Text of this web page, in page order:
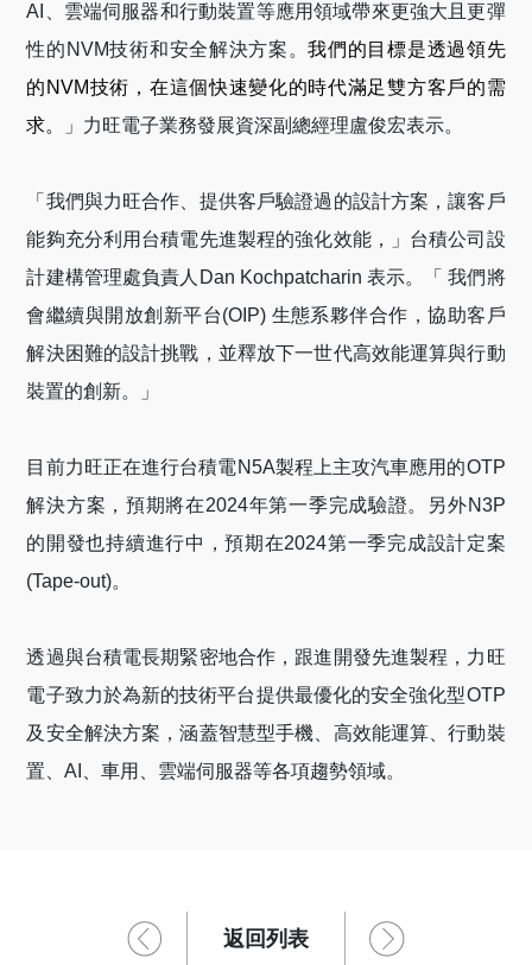
AI
、雲端伺服器和行動裝置等應用領域帶來更強大且更彈
性的 NVM技術和安全解決方案。我們的目標是透過領先
的 NVM技術，在這個快速變化的時代滿足雙方客戶的需
求。
」力旺電子業務發展資深副總經理盧俊宏表示。
「我們與力旺合作、提供客戶驗證過的設計方案，讓客戶
能夠充分利用台積電先進製程的強化效能，」台積公司設
計建構管理處負責人 Dan Kochpatcharin 表示。 「
我們將
會繼續與開放創新平台(OIP) 生態系夥伴合作，協助客戶
解決困難的設計挑戰，並釋放下一世代高效能運算與行動
裝置的創新。」
目前力旺正在進行台積電 N5A製程上主攻汽車應用的OTP
解決方案，預期將在2024年第一季完成驗證。另外N3P
的開發也持續進行中，預期在2024第一季完成設計定案
(Tape-out)。
透過與台積電長期緊密地合作，跟進 開發先進製程，力旺
電子致力於為新的技術平台提供最優化的安全強化型OTP
及安全解決方案，涵蓋智慧型手機、高效能運算、行動裝
置、AI 、車用、雲端伺服器等各項趨勢領域。
返回列表